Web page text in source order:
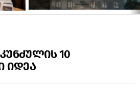
10
იდეა